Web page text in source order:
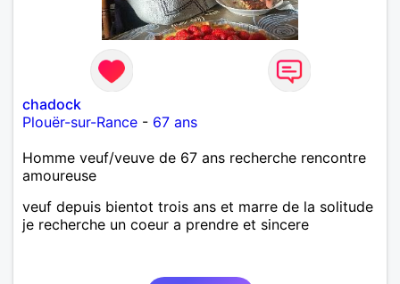
chadock
Plouër-sur-Rance - 67 ans
Homme veuf/veuve de 67 ans recherche rencontre
amoureuse
veuf depuis bientot trois ans et marre de la solitude
je recherche un coeur a prendre et sincere